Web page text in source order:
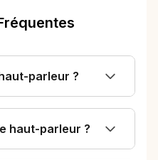
parleur ?
haut-parleur ?